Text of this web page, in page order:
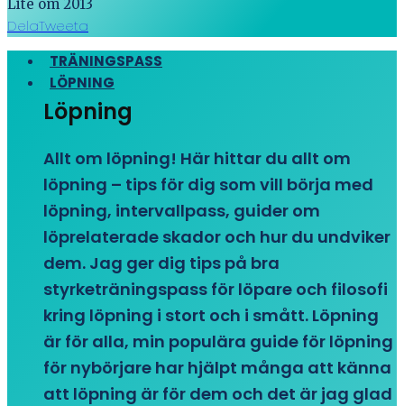
Lite om 2013
DelaTweeta
TRÄNINGSPASS
LÖPNING
Löpning
Allt om löpning! Här hittar du allt om
löpning – tips för dig som vill börja med
löpning, intervallpass, guider om
löprelaterade skador och hur du undviker
dem. Jag ger dig tips på bra
styrketräningspass för löpare och filosofi
kring löpning i stort och i smått. Löpning
är för alla, min populära guide för löpning
för nybörjare har hjälpt många att känna
att löpning är för dem och det är jag glad